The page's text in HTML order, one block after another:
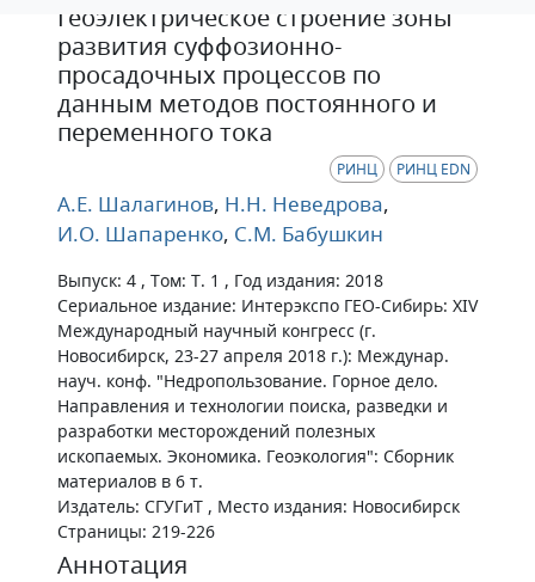
Геоэлектрическое строение зоны
развития суффозионно-
просадочных процессов по
данным методов постоянного и
переменного тока
РИНЦ РИНЦ EDN
А.Е. Шалагинов, Н.Н. Неведрова,
И.О. Шапаренко, С.М. Бабушкин
Выпуск: 4 , Том: Т. 1 , Год издания: 2018
Сериальное издание: Интерэкспо ГЕО-Сибирь: XIV
Международный научный конгресс (г.
Новосибирск, 23-27 апреля 2018 г.): Междунар.
науч. конф. "Недропользование. Горное дело.
Направления и технологии поиска, разведки и
разработки месторождений полезных
ископаемых. Экономика. Геоэкология": Сборник
материалов в 6 т.
Издатель: СГУГиТ , Место издания: Новосибирск
Страницы: 219-226
Аннотация